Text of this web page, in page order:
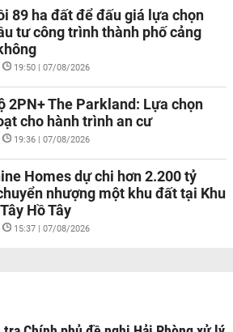
89 ha đất để đấu giá lựa chọn
tư công trình thành phố cảng
19:50 | 07/08/2026
2PN+ The Parkland: Lựa chọn
cho hành trình an cư
19:36 | 07/08/2026
Homes dự chi hơn 2.200 tỷ
nhượng một khu đất tại Khu
Hồ Tây
15:37 | 07/08/2026